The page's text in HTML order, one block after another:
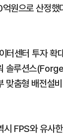
원으로 산정
터센터 투자 확
솔루션스
맞춤형 배전설
FPS와 유사